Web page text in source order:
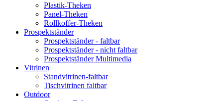
Plastik-Theken
Panel-Theken
Rollkoffer-Theken
Prospektständer
Prospektständer - faltbar
Prospektständer - nicht faltbar
Prospektständer Multimedia
Vitrinen
Standvitrinen-faltbar
Tischvitrinen faltbar
Outdoor